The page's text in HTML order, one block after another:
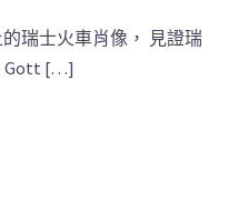
瑞士火車肖像， 見證瑞
Gott […]